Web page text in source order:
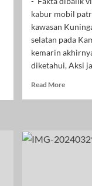
kabur mobil
kawasan
selatan pada
kemarin
diketahui, Aksi
Read MoreRead
Jambret